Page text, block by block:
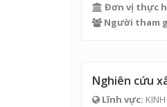
Đơn vị thực
Người tham
Nghiên cứu
Lĩnh vực: